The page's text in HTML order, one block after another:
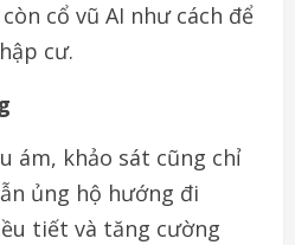
cổ vũ AI như cách để
cư.
ám, khảo sát cũng chỉ
ủng hộ hướng đi
tiết và tăng cường